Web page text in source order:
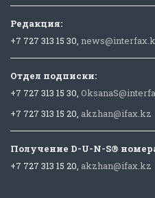
Редакция:
+7 727 313 15 30,
Отдел подписки:
+7 727 313 15 30,
+7 727 313 15 20, akzhan@ifax.kz
Получение D-U-N-S®
+7 727 313 15 20, akzhan@ifax.kz